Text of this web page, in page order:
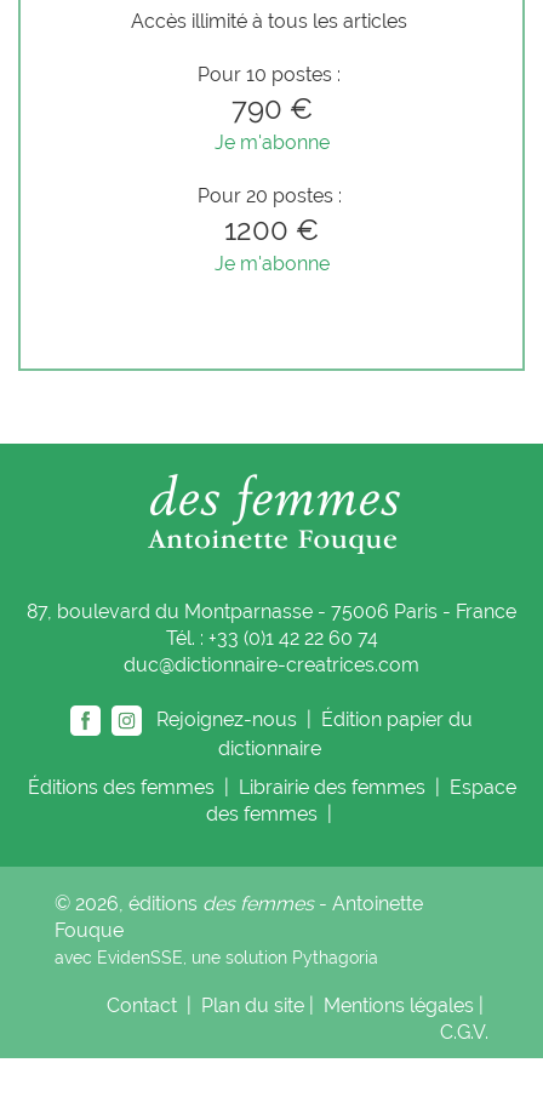
Accès illimité à tous les articles
Pour 10 postes :
790 €
Je m'abonne
Pour 20 postes :
1200 €
Je m'abonne
87, boulevard du Montparnasse - 75006 Paris - France
Tél. : +33 (0)1 42 22 60 74
duc@dictionnaire-creatrices.com
Rejoignez-nous |
Édition papier du
dictionnaire
Éditions des femmes Librairie des femmes
Espace
des femmes
© 2026, éditions des femmes- Antoinette
Fouque
avec EvidenSSE, une solution Pythagoria
Contact Plan du site Mentions légales
C.G.V.